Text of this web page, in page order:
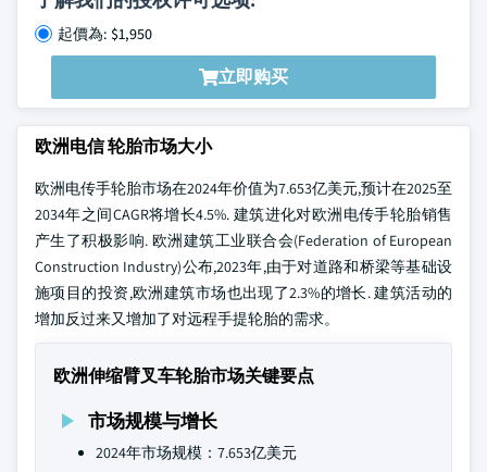
起價為: $1,950
立即购买
欧洲电信 轮胎市场大小
欧洲电传手轮胎市场在2024年价值为7.653亿美元,预计在2025至
2034年之间CAGR将增长4.5%. 建筑进化对欧洲电传手轮胎销售
产生了积极影响. 欧洲建筑工业联合会(Federation of European
Construction Industry)公布,2023年,由于对道路和桥梁等基础设
施项目的投资,欧洲建筑市场也出现了2.3%的增长. 建筑活动的
增加反过来又增加了对远程手提轮胎的需求。
欧洲伸缩臂叉车轮胎市场关键要点
市场规模与增长
2024年市场规模：7.653亿美元